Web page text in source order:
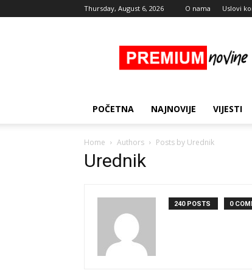
Thursday, August 6, 2026 O nama Uslovi
Novine
POČETNA NAJNOVIJE VIJESTI
Home Authors Posts by Urednik
Urednik
240 POSTS 0